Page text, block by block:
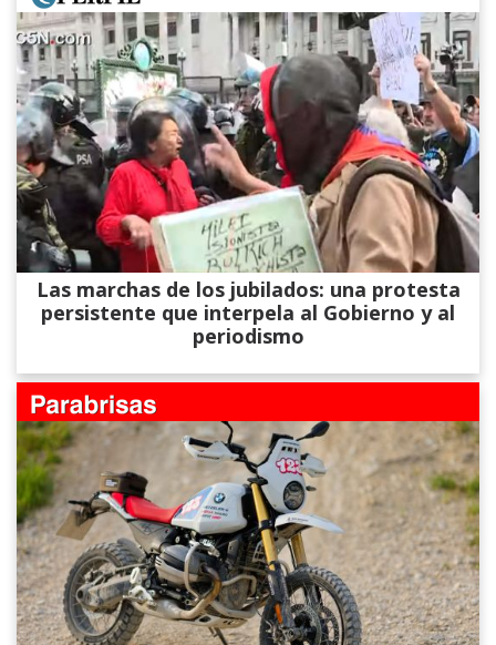
Las marchas de los jubilados: una protesta
persistente que interpela al Gobierno y al
periodismo